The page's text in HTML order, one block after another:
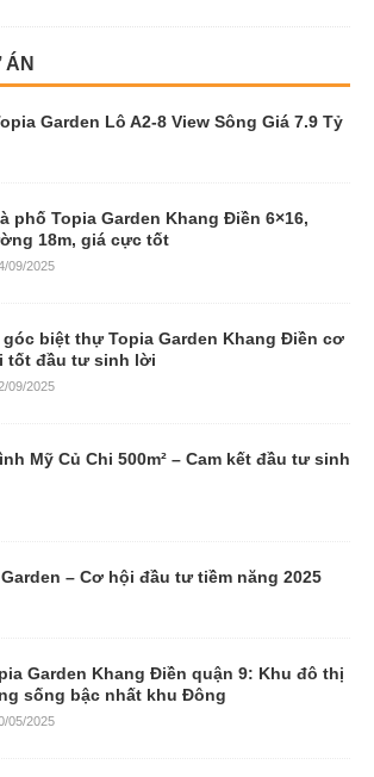
ÁN
Garden Lô A2-8 View Sông Giá 7.9 Tỷ
phố Topia Garden Khang Điền 6×16,
18m, giá cực tốt
09/2025
góc biệt thự Topia Garden Khang Điền cơ
tốt đầu tư sinh lời
09/2025
Mỹ Củ Chi 500m² – Cam kết đầu tư sinh
– Cơ hội đầu tư tiềm năng 2025
Garden Khang Điền quận 9: Khu đô thị
sống bậc nhất khu Đông
05/2025